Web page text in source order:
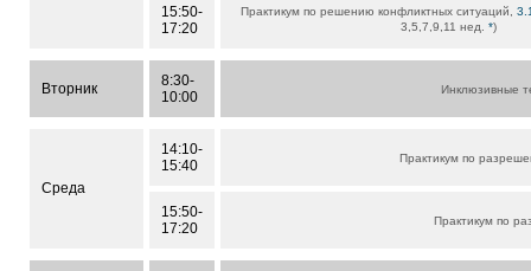
15:50-
17:20
Практикум по решению конфликтных ситуаций,
3,5,7,9,11 нед. *)
Вторник
8:30-
10:00
Инклюзивные
Среда
14:10-
15:40
Практикум по
15:50-
17:20
Практикум по